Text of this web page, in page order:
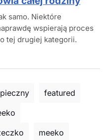
samo. Niektóre
wspierają proces
tej drugiej kategorii.
featured
meeko